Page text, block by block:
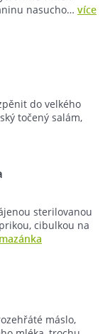
nasucho… více
do velkého
točený salám,
sterilovanou
cibulkou na
máslo,